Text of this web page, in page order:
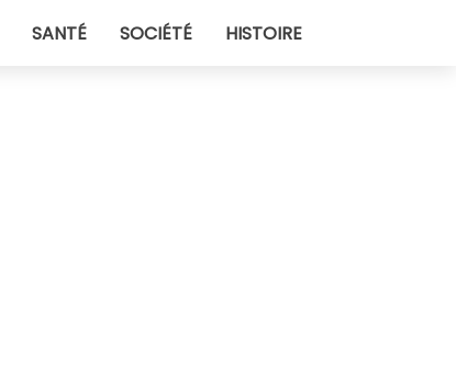
SANTÉ SOCIÉTÉ HISTOIRE